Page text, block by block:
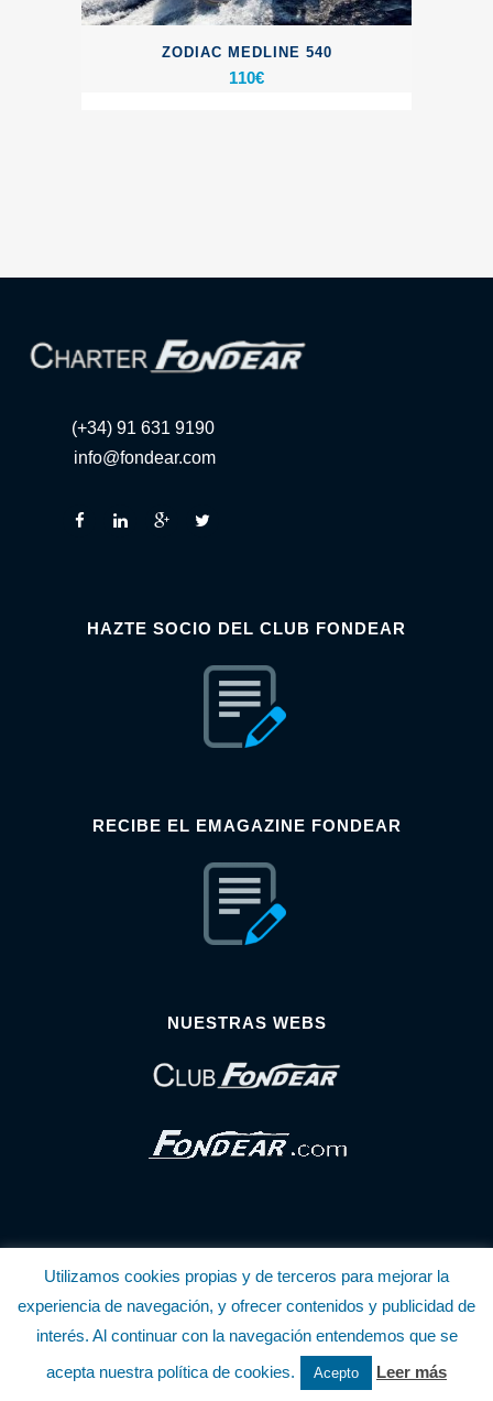
ZODIAC MEDLINE 540
110€
(+34) 91 631 9190
info@fondear.com
HAZTE SOCIO DEL CLUB FONDEAR
RECIBE EL EMAGAZINE FONDEAR
NUESTRAS WEBS
© Copyright Fondear, S.L.
Aunque se consideran exactas, declinamos toda responsabilidad sobre la
información y precios inscritos. Estas informaciones no son contractuales.
Utilizamos cookies propias y de terceros para mejorar la
experiencia de navegación, y ofrecer contenidos y publicidad de
interés. Al continuar con la navegación entendemos que se
acepta nuestra política de cookies.
Acepto Leer más